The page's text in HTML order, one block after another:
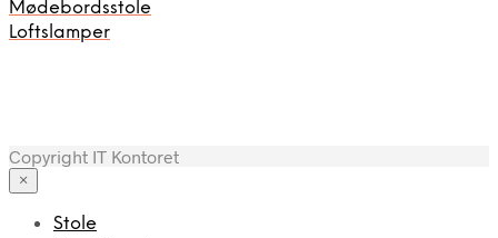
Mødebordsstole
Loftslamper
Copyright IT Kontoret
×
Stole